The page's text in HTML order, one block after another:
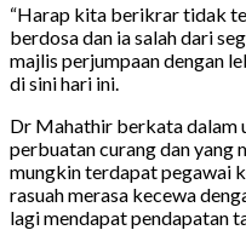
“Harap kita berikrar tidak
berdosa dan ia salah dari
majlis perjumpaan dengan
di sini hari ini.
Dr Mahathir berkata dalam
perbuatan curang dan yang
mungkin terdapat pegawai
rasuah merasa kecewa
lagi mendapat pendapatan